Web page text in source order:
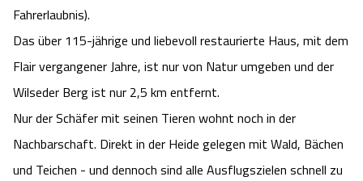
Fahrerlaubnis).
Das über 115-jährige und liebevoll restaurierte Haus, mit dem
Flair vergangener Jahre, ist nur von Natur umgeben und der
Wilseder Berg ist nur 2,5 km entfernt.
Nur der Schäfer mit seinen Tieren wohnt noch in der
Nachbarschaft. Direkt in der Heide gelegen mit Wald, Bächen
und Teichen - und dennoch sind alle Ausflugszielen schnell zu